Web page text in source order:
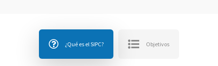
¿Qué es el SIPC? Objetivos